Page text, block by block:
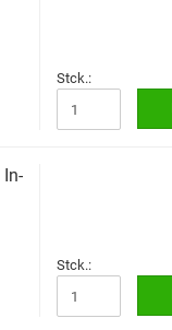
Stck.:
In­
Stck.: